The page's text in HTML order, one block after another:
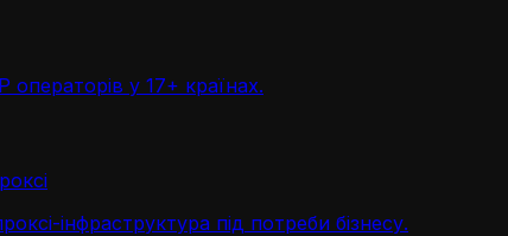
операторів у 17+ країнах.
інфраструктура під потреби бізнесу.